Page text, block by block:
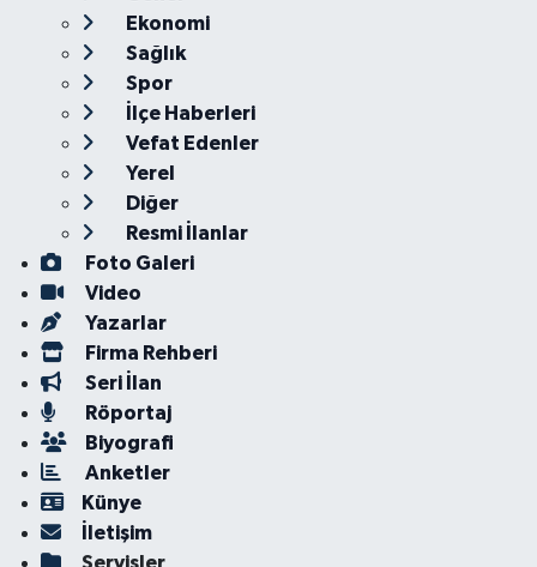
Ekonomi
Sağlık
Spor
İlçe Haberleri
Vefat Edenler
Yerel
Diğer
Resmi İlanlar
Foto Galeri
Video
Yazarlar
Firma Rehberi
Seri İlan
Röportaj
Biyografi
Anketler
Künye
İletişim
Servisler